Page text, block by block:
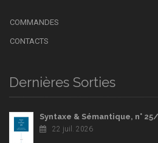
COMMANDES
CONTACTS
Dernières Sorties
Syntaxe & Sémantique, n°
22 juil. 2026